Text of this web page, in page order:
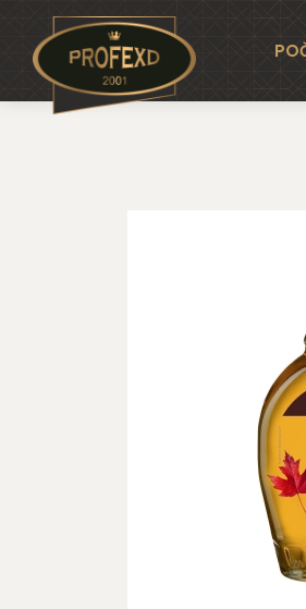
Generalni uvoznik i distributer
Početna Organski